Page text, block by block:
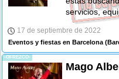
servicios,
17 de septiembre de 2022
Eventos y fiestas en Barcelona
-OFREZCO-
Mago